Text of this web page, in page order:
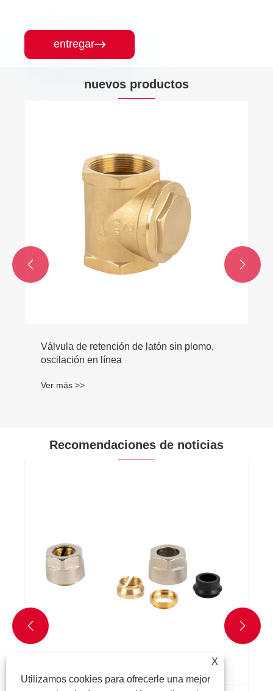
entregar
nuevos productos
Ver más >>
 
Recomendaciones de noticias
 
X
Utilizamos cookies para ofrecerle una mejor